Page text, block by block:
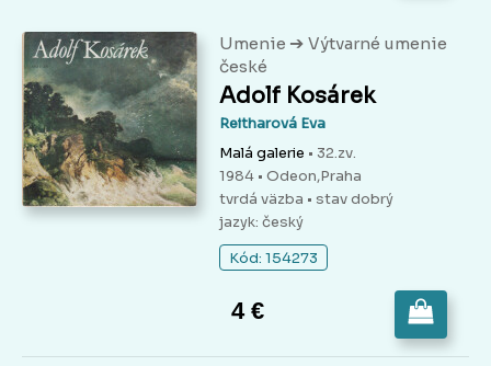
Umenie ➔ Výtvarné umenie
české
Adolf Kosárek
Reitharová Eva
Malá galerie • 32.zv.
1984 • Odeon,Praha
tvrdá väzba • stav dobrý
jazyk: český
Kód: 154273
4 €